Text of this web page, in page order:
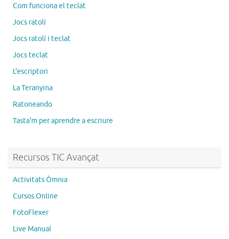
Com funciona el teclat
Jocs ratolí
Jocs ratolí i teclat
Jocs teclat
L'escriptori
La Teranyina
Ratoneando
Tasta'm per aprendre a escriure
Recursos TIC Avançat
Activitats Òmnia
Cursos Online
FotoFlexer
Live Manual